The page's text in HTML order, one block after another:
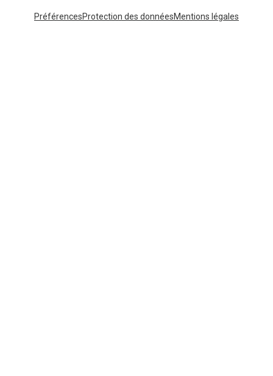
PréférencesProtection des donnéesMentions légales